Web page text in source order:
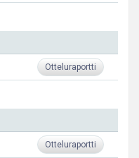
Otteluraportti
Otteluraportti